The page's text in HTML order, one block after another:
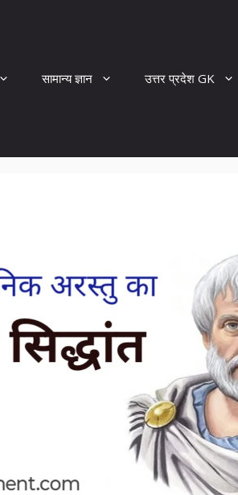
सामान्य ज्ञान उत्तर प्रदेश GK